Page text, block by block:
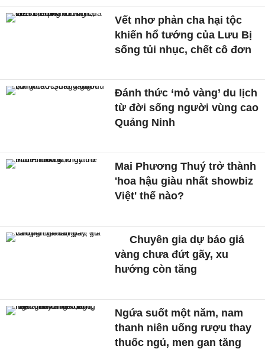
Vết nhơ phản cha hại tộc
khiến hổ tướng của Lưu Bị
sống tủi nhục, chết cô đơn
Đánh thức ‘mỏ vàng’ du lịch
từ đời sống người vùng cao
Quảng Ninh
Mai Phương Thuý trở thành
'hoa hậu giàu nhất showbiz
Việt' thế nào?
Chuyên gia dự báo giá
vàng chưa đứt gãy, xu
hướng còn tăng
Ngứa suốt một năm, nam
thanh niên uống rượu thay
thuốc ngủ, men gan tăng